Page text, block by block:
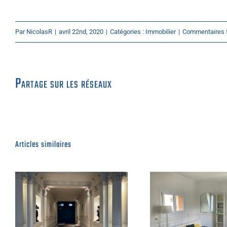
Par NicolasR | avril 22nd, 2020 | Catégories : Immobilier | Commentaires
Partage sur les réseaux
Articles similaires